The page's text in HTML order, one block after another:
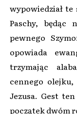
wypowiedział
Paschy,
pewnego
opowiada
trzymając
cennego olejku,
Jezusa. Gest
początek dwóm